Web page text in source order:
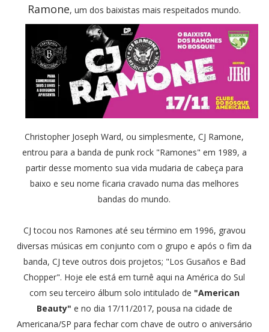
Ramone, um dos baixistas mais respeitados mundo.
Christopher Joseph Ward, ou simplesmente, CJ Ramone,
entrou para a banda de punk rock "Ramones" em 1989, a
partir desse momento sua vida mudaria de cabeça para
baixo e seu nome ficaria cravado numa das melhores
bandas do mundo.
CJ tocou nos Ramones até seu término em 1996, gravou
diversas músicas em conjunto com o grupo e após o fim da
banda, CJ teve outros dois projetos; "Los Gusaños e Bad
Chopper". Hoje ele está em turnê aqui na América do Sul
com seu terceiro álbum solo intitulado de "American
Beauty" e no dia 17/11/2017, pousa na cidade de
Americana/SP para fechar com chave de outro o aniversário